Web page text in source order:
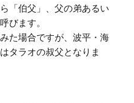
「伯父」、父の弟あるい
びます。
た場合ですが、波平・海
タラオの叔父となりま